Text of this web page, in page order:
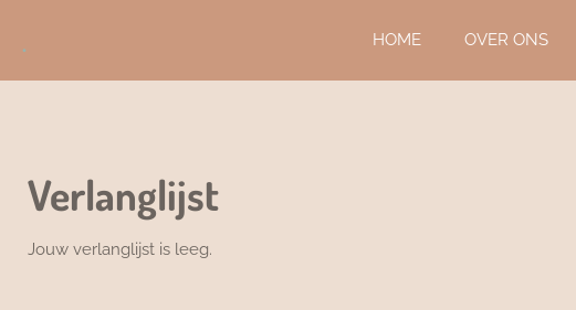
direct
. HOME OVER ONS
Verlanglijst
Jouw verlanglijst is leeg.